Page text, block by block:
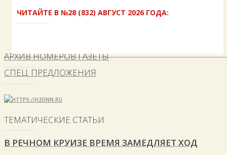
ЧИТАЙТЕ В №28 (832) АВГУСТ 2026 ГОДА:
АРХИВ НОМЕРОВ ГАЗЕТЫ
СПЕЦ. ПРЕДЛОЖЕНИЯ
ТЕМАТИЧЕСКИЕ СТАТЬИ
В РЕЧНОМ КРУИЗЕ ВРЕМЯ ЗАМЕДЛЯЕТ ХОД